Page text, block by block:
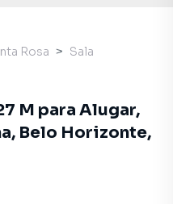
Rosa
Sala
M para Alugar,
Belo Horizonte,